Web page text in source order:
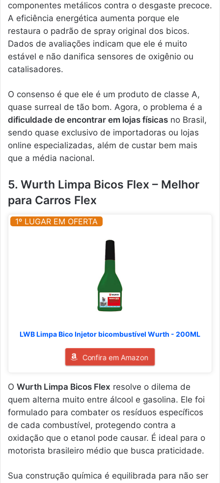
componentes metálicos contra o desgaste precoce.
A eficiência energética aumenta porque ele
restaura o padrão de spray original dos bicos.
Dados de avaliações indicam que ele é muito
estável e não danifica sensores de oxigênio ou
catalisadores.
O consenso é que ele é um produto de classe A,
quase surreal de tão bom. Agora, o problema é a
dificuldade de encontrar em lojas físicas no Brasil,
sendo quase exclusivo de importadoras ou lojas
online especializadas, além de custar bem mais
que a média nacional.
5. Wurth Limpa Bicos Flex – Melhor
para Carros Flex
1º LUGAR EM OFERTA
LWB Limpa Bico Injetor bicombustível Wurth - 200ML
Confira em Amazon
O Wurth Limpa Bicos Flex resolve o dilema de
quem alterna muito entre álcool e gasolina. Ele foi
formulado para combater os resíduos específicos
de cada combustível, protegendo contra a
oxidação que o etanol pode causar. É ideal para o
motorista brasileiro médio que busca praticidade.
Sua construção química é equilibrada para não ser